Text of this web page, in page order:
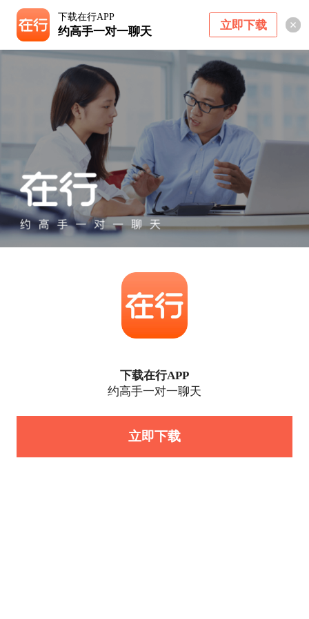
下载在行APP
约高手一对一聊天 立即下载
下载在行APP
约高手一对一聊天
立即下载